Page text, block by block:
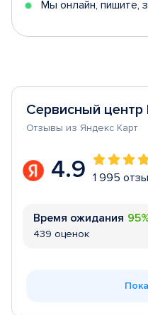
Мы онлайн, пишите,
Сервисный центр
Отзывы из Яндекс Карт
4.9 1 995
Время ожидания
439 оценок